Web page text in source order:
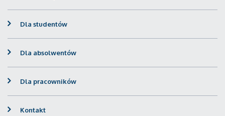
Dla studentów
Dla absolwentów
Dla pracowników
Kontakt